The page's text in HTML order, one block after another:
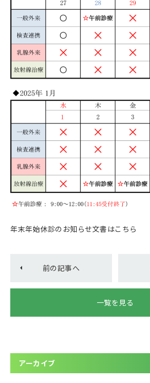
年末年始休診のお知らせ文書はこちら
前の記事へ
一覧を見る
アーカイブ